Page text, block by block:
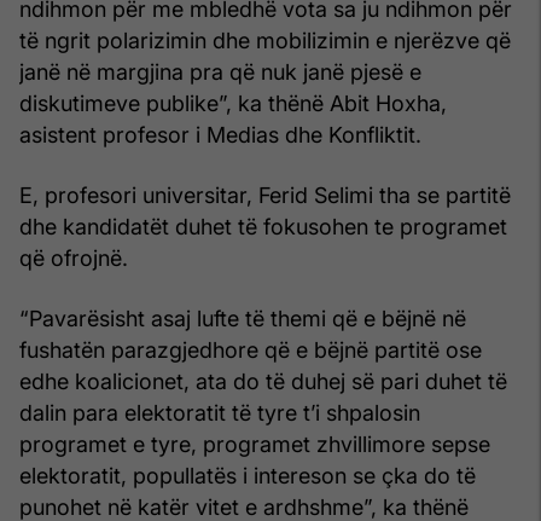
ndihmon për me mbledhë vota sa ju ndihmon për
të ngrit polarizimin dhe mobilizimin e njerëzve që
janë në margjina pra që nuk janë pjesë e
diskutimeve publike”, ka thënë Abit Hoxha,
asistent profesor i Medias dhe Konfliktit.
E, profesori universitar, Ferid Selimi tha se partitë
dhe kandidatët duhet të fokusohen te programet
që ofrojnë.
“Pavarësisht asaj lufte të themi që e bëjnë në
fushatën parazgjedhore që e bëjnë partitë ose
edhe koalicionet, ata do të duhej së pari duhet të
dalin para elektoratit të tyre t’i shpalosin
programet e tyre, programet zhvillimore sepse
elektoratit, popullatës i intereson se çka do të
punohet në katër vitet e ardhshme”, ka thënë